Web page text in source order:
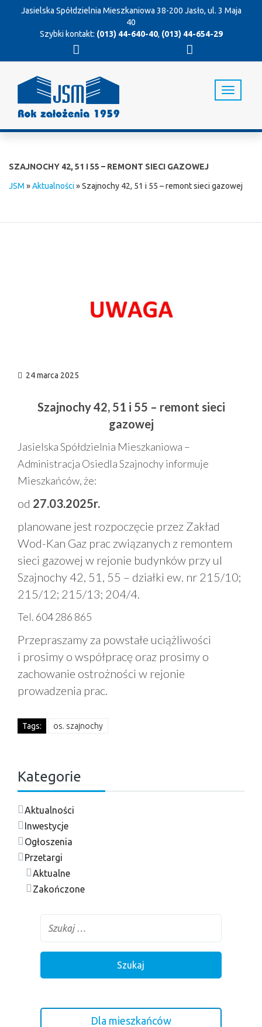
Jasielska Spółdzielnia Mieszkaniowa 38-200 Jasło, ul. 3 Maja
40
Szybki kontakt: (013) 44-640-40, (013) 44-654-29
T
o
v
SZAJNOCHY 42, 51 I 55 – REMONT SIECI GAZOWEJ
JSM »Aktualności»Szajnochy 42, 51 i 55 – remont sieci gazowej
24 marca 2025
Szajnochy 42, 51 i 55 – remont sieci
gazowej
Jasielska Spółdzielnia Mieszkaniowa –
Administracja Osiedla Szajnochy informuje
Mieszkańców, że:
od 27.03.2025r.
planowane jest rozpoczęcie przez Zakład
Wod-Kan Gaz prac związanych z remontem
sieci gazowej w rejonie budynków przy ul
Szajnochy 42, 51, 55 – działki ew. nr 215/10;
215/12; 215/13; 204/4.
Tel. 604 286 865
Przepraszamy za powstałe uciążliwości
i prosimy o współpracę oraz prosimy o
zachowanie ostrożności w rejonie
prowadzenia prac.
Tags: os. szajnochy
Kategorie
Aktualności
Inwestycje
Ogłoszenia
Przetargi
Aktualne
Zakończone
Dla mieszkańców